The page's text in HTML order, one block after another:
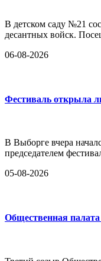
В детском саду №21
десантных войск.
06-08-2026
Фестиваль открыла
В Выборге вчера
председателем
05-08-2026
Общественная